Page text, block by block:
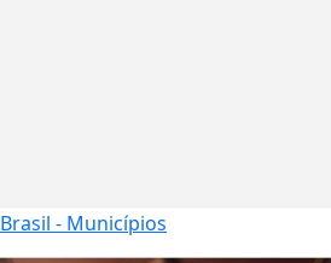
Brasil - Municípios